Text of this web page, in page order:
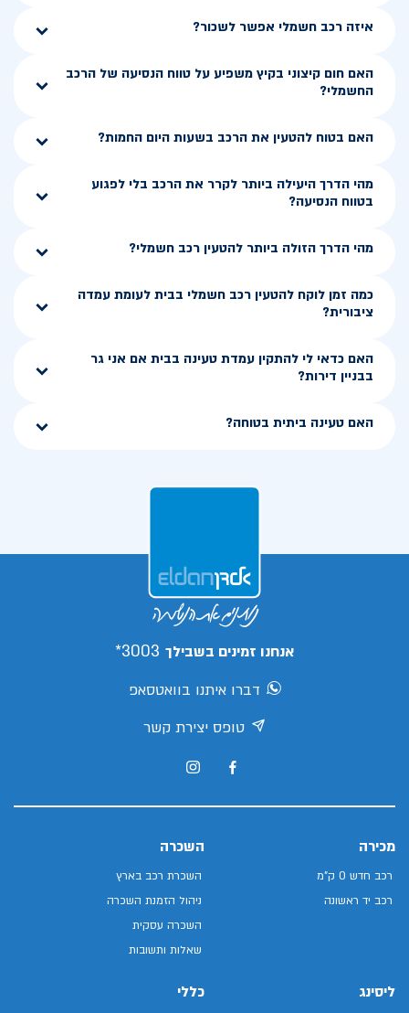
איזה רכב חשמלי אפשר לשכור?
האם חום קיצוני בקיץ משפיע על טווח הנסיעה של הרכב
החשמלי?
האם בטוח להטעין את הרכב בשעות היום החמות?
מהי הדרך היעילה ביותר לקרר את הרכב בלי לפגוע
בטווח הנסיעה?
מהי הדרך הזולה ביותר להטעין רכב חשמלי?
כמה זמן לוקח להטעין רכב חשמלי בבית לעומת עמדה
ציבורית?
האם כדאי לי להתקין עמדת טעינה בבית אם אני גר
בבניין דירות?
האם טעינה ביתית בטוחה?
אנחנו זמינים בשבילך 3003*
דברו איתנו בוואטסאפ
טופס יצירת קשר
מכירה
רכב חדש 0 ק"מ
רכב יד ראשונה
השכרה
השכרת רכב בארץ
ניהול הזמנת השכרה
השכרה עסקית
שאלות ותשובות
ליסינג כללי